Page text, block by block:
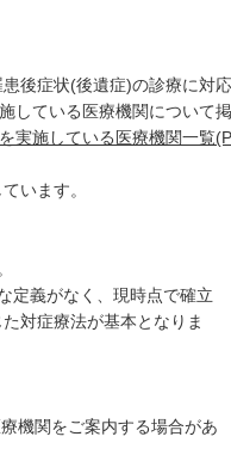
後症状(後遺症)の診療に対
している医療機関について
実施している医療機関一覧
います。
定義がなく、現時点で確立
対症療法が基本となりま
医療機関をご案内する場合